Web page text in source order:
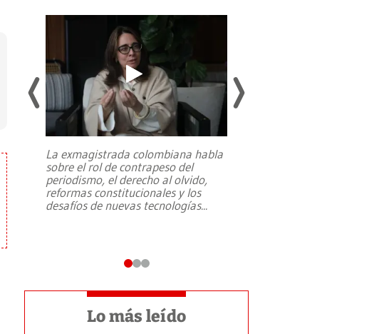
La exmagistrada colombiana habla
sobre el rol de contrapeso del
periodismo, el derecho al olvido,
reformas constitucionales y los
desafíos de nuevas tecnologías...
Lo más leído